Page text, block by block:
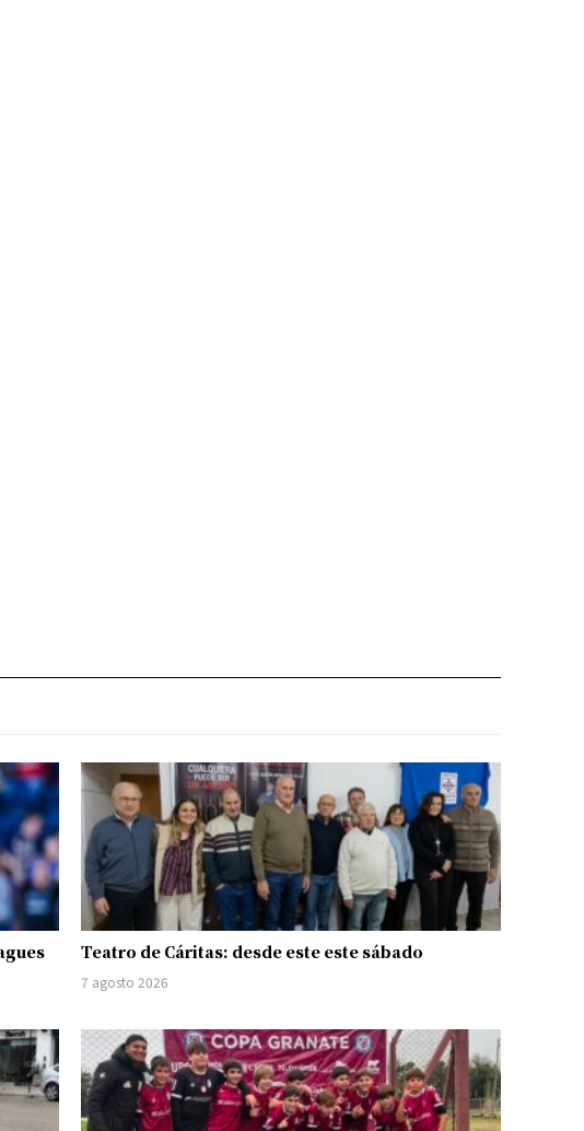
Teatro de Cáritas: desde este este sábado
7 agosto 2026